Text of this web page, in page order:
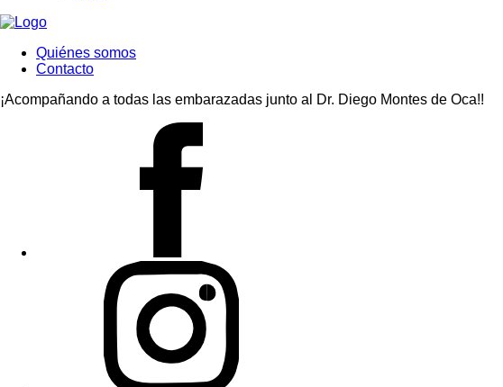
Quiénes somos
Contacto
¡Acompañando a todas las embarazadas junto al Dr. Diego Montes de Oca!!